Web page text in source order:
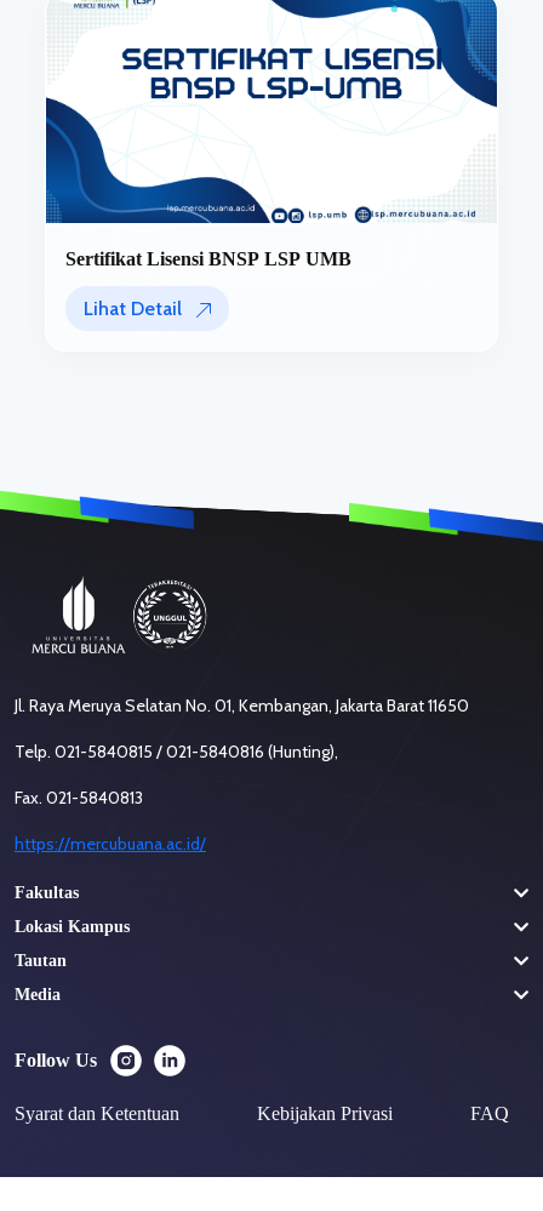
Sertifikat Lisensi BNSP LSP UMB
Lihat Detail
Jl. Raya Meruya Selatan No. 01, Kembangan, Jakarta Barat 11650
Telp. 021-5840815 / 021-5840816 (Hunting),
Fax. 021-5840813
https://mercubuana.ac.id/
Fakultas
Lokasi Kampus
Tautan
Media
Follow Us
Syarat dan Ketentuan Kebijakan Privasi FAQ